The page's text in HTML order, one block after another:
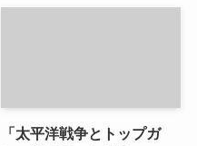
「太平洋戦争とトップガ